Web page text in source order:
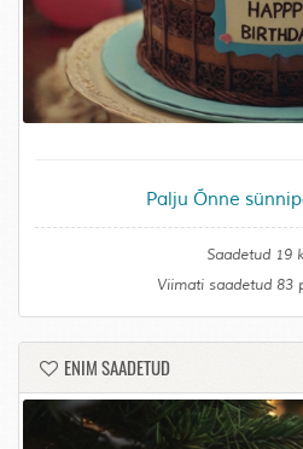
Palju Õnne
Saadetud 19
Viimati saadetud 83
ENIM SAADETUD